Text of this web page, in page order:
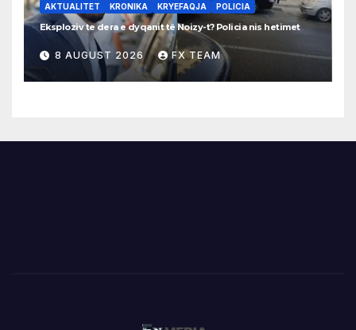
AKTUALITET KRONIKA KRYEFAQJA POLICIA
Eksploziv te dera e dyqanit të Noizy-t? Policia nis hetimet
8 AUGUST 2026 FX TEAM